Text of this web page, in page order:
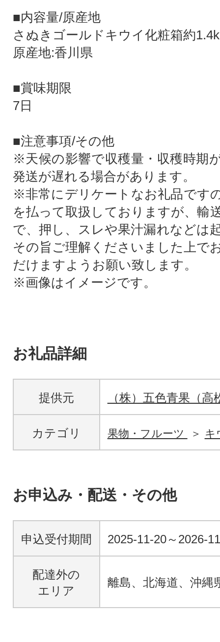
■内容量/原産地
さぬきゴールドキウイ化粧箱約
原産地:香川県
■賞味期限
7日
■注意事項/その他
※天候の影響で収穫量・収穫時期
発送が遅れる場合があります。
※非常にデリケートなお礼品です
を払って取扱しておりますが、輸
で、押し、スレや果汁漏れなどは
その旨ご理解くださいました上で
だけますようお願い致します。
※画像はイメージです。
お礼品詳細
提供元 （株）五色青果（高
カテゴリ 果物・フルーツ キ
お申込み・配送・その他
申込受付期間 2025-11-20～2026-
配達外の
エリア
離島、北海道、沖縄